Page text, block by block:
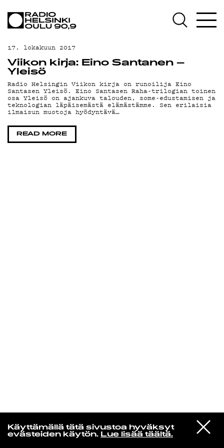
Käyttämällä tätä sivustoa hyväksyt
evästeiden käytön. Lue lisää täältä.
VIESTI
STUDIOON
Jon Hopkins
Luminous Beings
AJANKOHTAISTA
OHJELMAT
TEKIJÄT
ON-DEMAND
PODCAST
MAINOSTA
17. lokakuun 2017
Viikon kirja: Eino Santanen –
Yleisö
Radio Helsingin Viikon kirja on runoilija Eino
Santasen Yleisö. Eino Santasen Raha-trilogian toinen
osa Yleisö on ajankuva talouden, some-edustamisen ja
teknologian läpäisemästä elämästämme. Sen erilaisia
ilmaisun muotoja hyödyntävä…
READ MORE